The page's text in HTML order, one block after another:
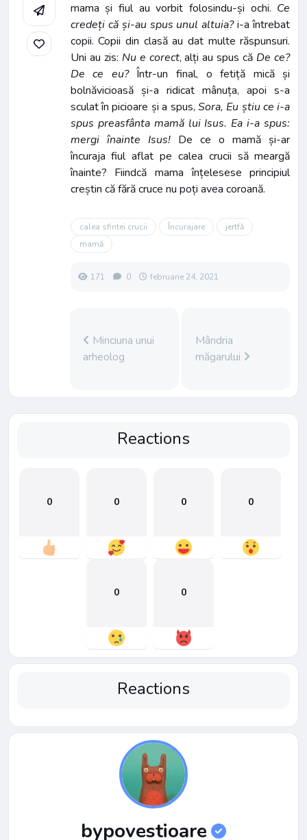
mama și fiul au vorbit folosindu-și ochi. Ce
credeți că și-au spus unul altuia?i-a întrebat
copii. Copii din clasă au dat multe răspunsuri.
Uni au zis: Nu e corect, alți au spus că De ce?
De ce eu?Într-un final, o fetiță mică și
bolnăvicioasă și-a ridicat mânuța, apoi s-a
sculat în picioare și a spus, Sora, Eu știu ce i-a
spus preasfânta mamă lui Isus. Ea i-a spus:
mergi înainte Isus!De ce o mamă și-ar
încuraja fiul aflat pe calea crucii să meargă
înainte? Fiindcă mama înțelesese principiul
creștin că fără cruce nu poți avea coroană.
calea sfintei crucii Încurajare
jertfă
mamă
171 0 februarie 24, 2021
Minciuna unui
arheolog
Mândria
măgarului
Reactions
0 0 0 0
0 0
Reactions
bypovestioare